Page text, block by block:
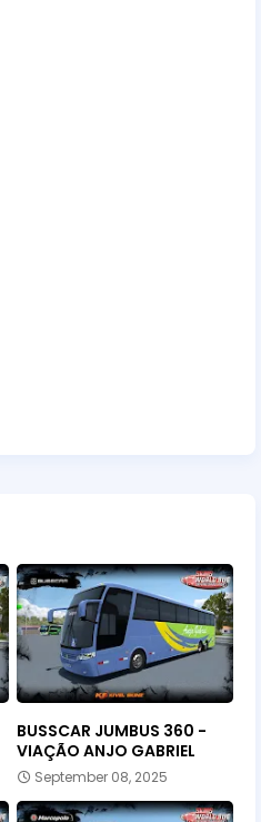
BUSSCAR JUMBUS 360 -
VIAÇÃO ANJO GABRIEL
September 08, 2025